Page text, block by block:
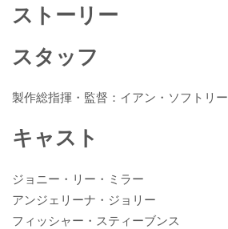
o
k
ストーリー
スタッフ
製作総指揮・監督：イアン・ソフトリー
キャスト
ジョニー・リー・ミラー
アンジェリーナ・ジョリー
フィッシャー・スティーブンス